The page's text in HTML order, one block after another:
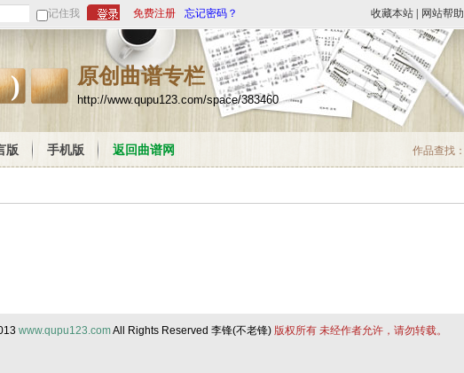
记住我 免费注册 忘记密码？ 收藏本站 网站帮助
) 原创曲谱专栏
http://www.qupu123.com/space/383460
作品查找：
版 手机版 返回曲谱网
www.qupu123.comAll Rights Reserved 李锋(不老锋) 版权所有 未经作者允许，请勿转载。